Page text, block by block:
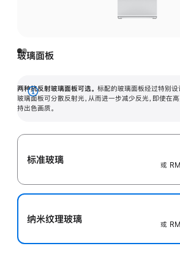
玻璃面板
两种抗反射玻璃面板可选。 标配的玻璃面板经过特别设
玻璃面板可分散反射光，从而进一步减少反光，即使在
持出色画质。
展
开
标准玻璃
或
纳米纹理玻璃
或